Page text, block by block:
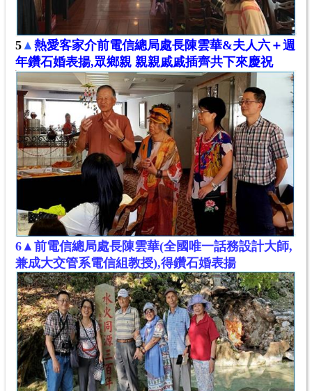
5▲ 熱愛客家介前電信總局處長陳雲華&夫人六＋週
年鑽石婚表揚,眾鄉親 親親戚戚插齊共下來慶祝
6 ▲ 前電信總局處長陳雲華(全國唯一話務設計大師,
兼成大交管系電信組教授),得鑽石婚表揚